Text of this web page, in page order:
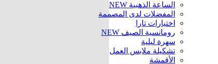
الساعة الذهبية NEW
المفضلات لدى المصممة
اختيارات تارا
رومانسية الصيف NEW
سهرة ليلية
تشكيلة ملابس العمل
الأقمشة